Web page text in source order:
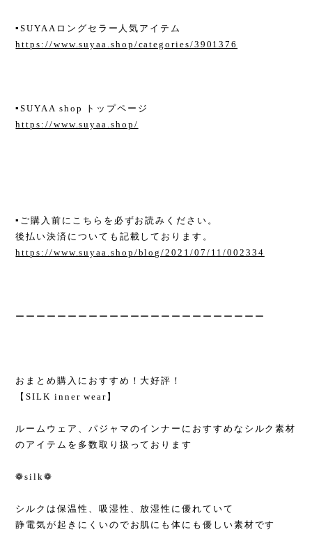
▪︎SUYAAロングセラー人気アイテム
https://www.suyaa.shop/categories/3901376
▪︎SUYAA shop トップページ
https://www.suyaa.shop/
▪︎ご購入前にこちらを必ずお読みください。
後払い決済についても記載しております。
https://www.suyaa.shop/blog/2021/07/11/002334
ーーーーーーーーーーーーーーーーーーーーーーーー
おまとめ購入におすすめ！大好評！
【SILK inner wear】
ルームウェア、パジャマのインナーにおすすめなシルク素材
のアイテムを多数取り扱っております
❁silk❁
シルクは保温性、吸湿性、放湿性に優れていて
静電気が起きにくいのでお肌にも体にも優しい素材です